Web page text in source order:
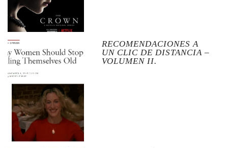
RECOMENDACIONES A
UN CLIC DE DISTANCIA –
VOLUMEN II.